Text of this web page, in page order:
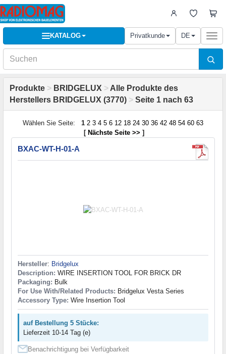
KATALOG Privatkunde DE
Produkte > BRIDGELUX > Alle Produkte des
Herstellers BRIDGELUX (3770) > Seite 1 nach 63
Wählen Sie Seite: 1 2 3 4 5 6 12 18 24 30 36 42 48 54 60 63
[ Nächste Seite >> ]
BXAC-WT-H-01-A
Hersteller: Bridgelux
Description: WIRE INSERTION TOOL FOR BRICK DR
Packaging: Bulk
For Use With/Related Products: Bridgelux Vesta Series
Accessory Type: Wire Insertion Tool
auf Bestellung 5 Stücke:
Lieferzeit 10-14 Tag (e)
Benachrichtigung bei Verfügbarkeit